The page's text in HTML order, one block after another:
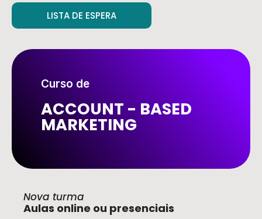
LISTA DE ESPERA
Curso de
ACCOUNT - BASED
MARKETING
Nova turma
Aulas online ou presenciais